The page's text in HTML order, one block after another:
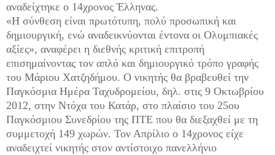
αναδείχτηκε ο 14χρονος Έλληνας.
«Η σύνθεση είναι πρωτότυπη, πολύ προσωπική και
δημιουργική, ενώ αναδεικνύονται έντονα οι Ολυμπιακές
αξίες», αναφέρει η διεθνής κριτική επιτροπή
επισημαίνοντας τον απλό και δημιουργικό τρόπο γραφής
του Μάριου Χατζηδήμου. Ο νικητής θα βραβευθεί την
Παγκόσμια Ημέρα Ταχυδρομείου, δηλ. στις 9 Οκτωβρίου
2012, στην Ντόχα του Κατάρ, στο πλαίσιο του 25ου
Παγκόσμιου Συνεδρίου της ΠΤΕ που θα διεξαχθεί με τη
συμμετοχή 149 χωρών. Τον Απρίλιο ο 14χρονος είχε
αναδειχτεί νικητής στον αντίστοιχο πανελλήνιο